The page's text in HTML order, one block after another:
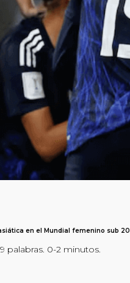
en el Mundial femenino sub 20
palabras. 0-2 minutos.